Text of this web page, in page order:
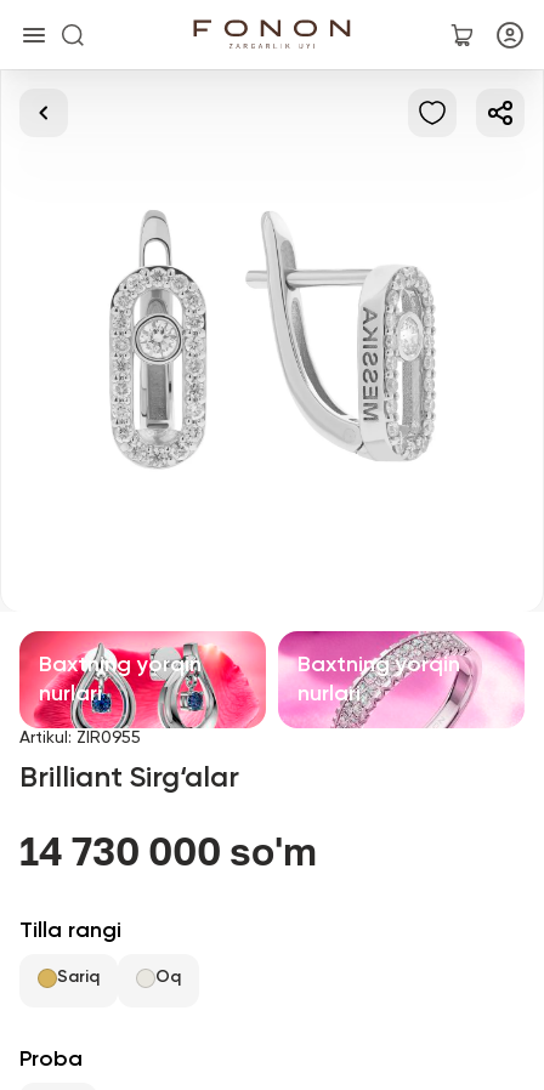
Asosiy
Bilaguzuklar
Aksessuarlar
Sevimli
Baxtning yorqin
nurlari
Baxtning yorqin
nurlari
Artikul : ZIR0955
Brilliant Sirg‘alar
14 730 000 so'm
Tilla rangi
Sariq Oq
Proba